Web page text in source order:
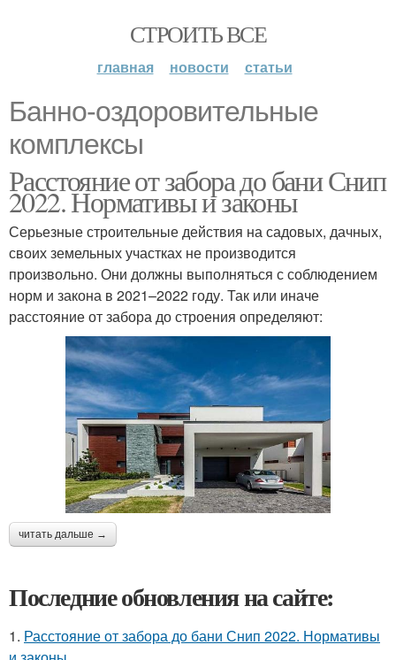
СТРОИТЬ ВСЕ
главная новости статьи
Банно-оздоровительные
комплексы
Расстояние от забора до бани Снип
2022. Нормативы и законы
Серьезные строительные действия на садовых, дачных,
своих земельных участках не производится
произвольно. Они должны выполняться с соблюдением
норм и закона в 2021–2022 году. Так или иначе
расстояние от забора до строения определяют:
читать дальше →
Последние обновления на сайте:
1. Расстояние от забора до бани Снип 2022. Нормативы